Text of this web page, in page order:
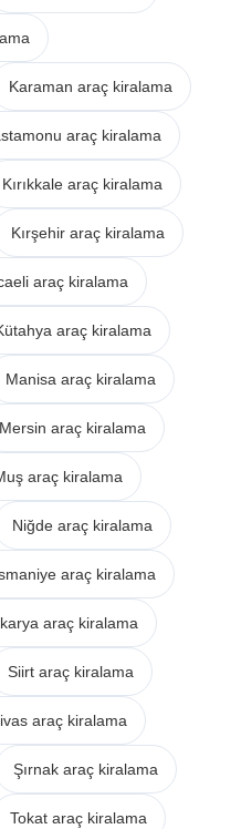
Karaman araç kiralama
araç kiralama
Kırıkkale araç kiralama
Kırşehir araç kiralama
araç kiralama
araç kiralama
Manisa araç kiralama
Mersin araç kiralama
araç kiralama
Niğde araç kiralama
araç kiralama
araç kiralama
Siirt araç kiralama
araç kiralama
Şırnak araç kiralama
Tokat araç kiralama